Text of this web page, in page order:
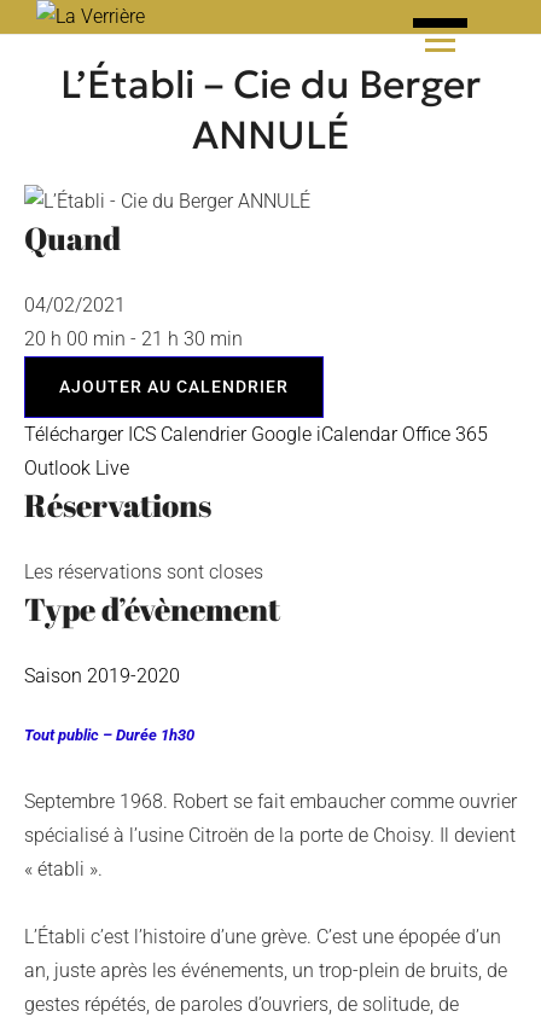
L’Établi – Cie du Berger
ANNULÉ
Quand
04/02/2021
20 h 00 min - 21 h 30 min
AJOUTER AU CALENDRIER
Télécharger ICS Calendrier Google iCalendar Office 365
Outlook Live
Réservations
Les réservations sont closes
Type d’évènement
Saison 2019-2020
Tout public – Durée 1h30
Septembre 1968. Robert se fait embaucher comme ouvrier
spécialisé à l’usine Citroën de la porte de Choisy. Il devient
« établi ».
L’Établi c’est l’histoire d’une grève. C’est une épopée d’un
an, juste après les événements, un trop-plein de bruits, de
gestes répétés, de paroles d’ouvriers, de solitude, de